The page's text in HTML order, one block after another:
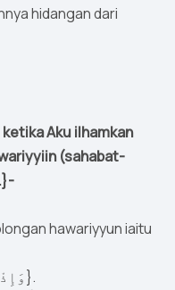
hidangan dari
Aku ilhamkan
(sahabat-
hawariyyun iaitu
{وَإِذْ أَوْحَيْتُ إِلَى ٱلْحَوَارِيِّـۧنَ}.